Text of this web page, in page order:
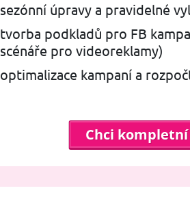
sezónní úpravy a pravidelné
tvorba podkladů pro FB
scénáře pro videoreklamy)
optimalizace kampaní a
Chci